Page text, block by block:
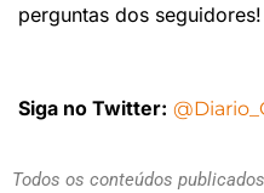
perguntas dos seguidores!
Siga no Twitter:
Todos os conteúdos